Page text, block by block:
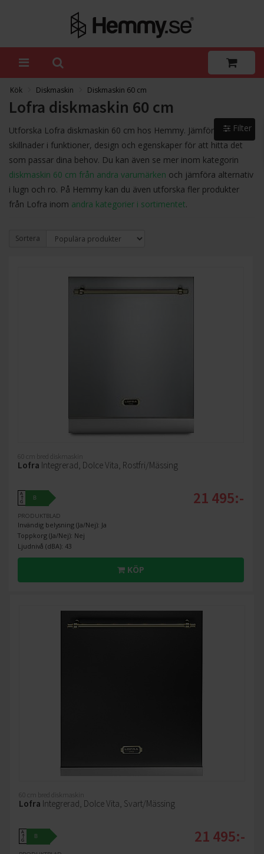
Kök Diskmaskin Diskmaskin 60 cm
Lofra diskmaskin 60 cm
Utforska Lofra diskmaskin 60 cm hos Hemmy. Jämför och se
skillnader i funktioner, design och egenskaper för att hitta det
som passar dina behov. Du kan även se mer inom kategorin
diskmaskin 60 cm från andra varumärken och jämföra alternativ
i lugn och ro. På Hemmy kan du även utforska fler produkter
från Lofra inom andra kategorier i sortimentet.
Sortera
60 cm bred diskmaskin
Lofra Integrerad, Dolce Vita, Rostfri/Mässing
A
↑
G
B
PRODUKTBLAD
Invändig belysning (Ja/Nej): Ja
Toppkorg (Ja/Nej): Nej
Ljudnivå (dBA): 43
21 495:-
KÖP
60 cm bred diskmaskin
Lofra Integrerad, Dolce Vita, Svart/Mässing
A
↑
G
B 21 495:-
Filter